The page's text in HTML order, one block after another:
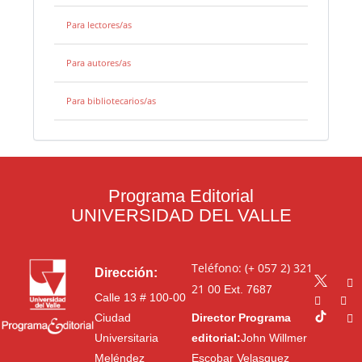
Para lectores/as
Para autores/as
Para bibliotecarios/as
Programa Editorial
UNIVERSIDAD DEL VALLE
Dirección:
Calle 13 # 100-00
Ciudad
Universitaria
Meléndez
Teléfono: (+ 057 2) 321
21 00Ext. 7687
Director Programa
editorial:John Willmer
Escobar Velasquez